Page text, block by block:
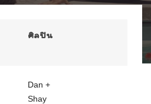
ศิลปิน
Dan +
Shay